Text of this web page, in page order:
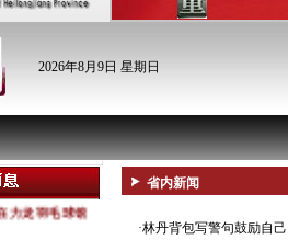
2026年8月9日 星期日
工
知
力龙羽毛球馆
省内新闻
·林丹背包写警句鼓励自